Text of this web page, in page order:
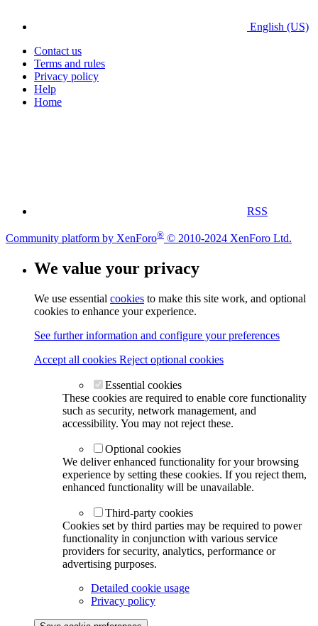
English (US)
Contact us
Terms and rules
Privacy policy
Help
Home
RSS
Community platform by XenForo® © 2010-2024 XenForo Ltd.
We value your privacy
We use essential cookies to make this site work, and optional
cookies to enhance your experience.
See further information and configure your preferences
Accept all cookies Reject optional cookies
Essential cookies
These cookies are required to enable core functionality
such as security, network management, and
accessibility. You may not reject these.
Optional cookies
We deliver enhanced functionality for your browsing
experience by setting these cookies. If you reject them,
enhanced functionality will be unavailable.
Third-party cookies
Cookies set by third parties may be required to power
functionality in conjunction with various service
providers for security, analytics, performance or
advertising purposes.
Detailed cookie usage
Privacy policy